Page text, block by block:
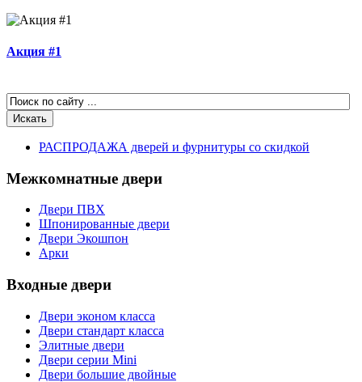
Акция #1
РАСПРОДАЖА дверей и фурнитуры со скидкой
Межкомнатные двери
Двери ПВХ
Шпонированные двери
Двери Экошпон
Арки
Входные двери
Двери эконом класса
Двери стандарт класса
Элитные двери
Двери серии Mini
Двери большие двойные